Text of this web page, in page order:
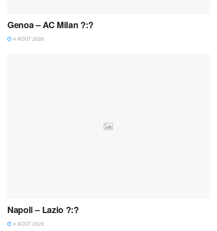
Genoa – AC Milan ?:?
4 AOÛT 2026
Napoli – Lazio ?:?
4 AOÛT 2026